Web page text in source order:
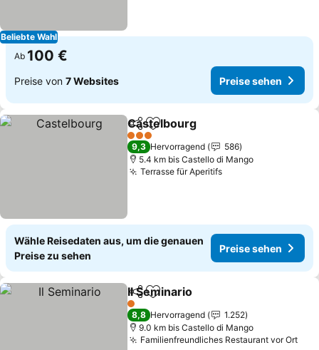
Beliebte Wahl
Ab 100 €
Preise von 7 Websites Preise sehen
TeilenZu Favoriten hinzufügen
Castelbourg
3 Sterne
9,3 Hervorragend
586
5.4 km bis Castello di Mango
Terrasse für Aperitifs
Wähle Reisedaten aus, um die genauen
Preise zu sehen
Preise sehen
TeilenZu Favoriten hinzufügen
Il Seminario
1 Sterne
8,8 Hervorragend
1.252
9.0 km bis Castello di Mango
Familienfreundliches Restaurant vor Ort